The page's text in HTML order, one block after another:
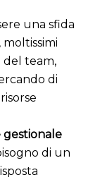
una sfida
del team,
di
gestionale
di un